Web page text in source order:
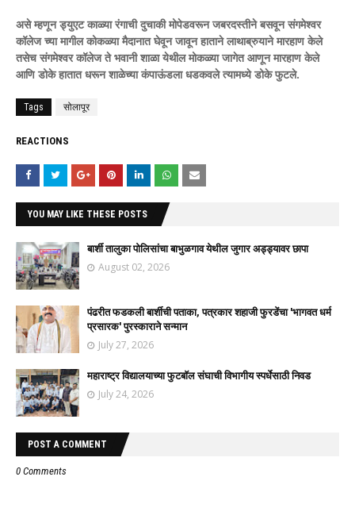
असे म्हणून ड्युएट काळ्या रंगाची दुचाकी मोपेडवरून जबरदस्तीने बसवून संगमेश्वर
कॉलेज च्या मागील कोकळ्या मैदानात घेवून जावून हाताने लाथाब्रुयाने मारहाण केले
तसेच संगमेश्वर कॉलेज ते भवानी शाळा येथील मोकळ्या जागेत आणून मारहाण केले
आणि डोके हातात धरून शाळेच्या कंपाऊंडला धडकवले त्यामध्ये डोके फुटले.
Tags सोलापूर
REACTIONS
YOU MAY LIKE THESE POSTS
बार्शी तालुका पोलिसांचा बाभुळगाव येथील जुगार अड्ड्यावर छापा
August 02, 2026
पंढरीत फडकली बार्शीची पताका, पत्रकार शहाजी फुरडेंचा 'भागवत धर्म
प्रसारक' पुरस्काराने सन्मान
July 27, 2026
महाराष्ट्र विद्यालयाच्या फुटबॉल संघाची विभागीय स्पर्धेसाठी निवड
July 24, 2026
POST A COMMENT
0 Comments